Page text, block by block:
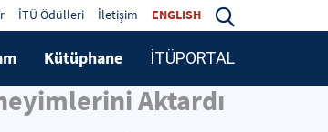
İTÜ Ödülleri İletişim ENGLISH
Kütüphane İTÜPORTAL
Aktardı